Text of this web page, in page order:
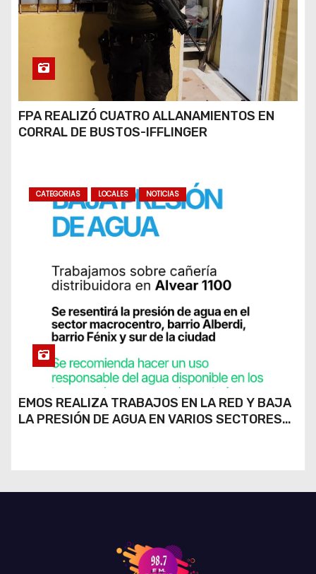
FPA REALIZÓ CUATRO ALLANAMIENTOS EN
CORRAL DE BUSTOS-IFFLINGER
CATEGORIAS LOCALES NOTICIAS
EMOS REALIZA TRABAJOS EN LA RED Y BAJA
LA PRESIÓN DE AGUA EN VARIOS SECTORES